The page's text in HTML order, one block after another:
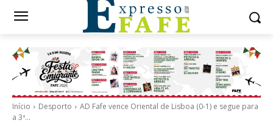
Início Desporto
AD Fafe vence Oriental de Lisboa (0-1) e segue para
a 3ª...